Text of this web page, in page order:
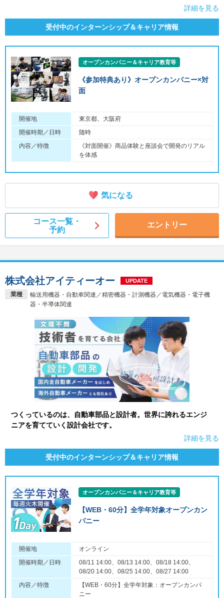
詳細を見る
受付中のインターンシップ＆キャリア情報
オープンカンパニー＆キャリア教育等
《参加特典あり》オープンカンパニー×対
面
開催地
東京都、大阪府
開催時期／日時
随時
内容／特徴
《対面開催》商品体験と座談会で開発のリアル
を体感
気になる
コース一覧・
予約
エントリー
業種
輸送用機器・自動車関連／精密機器・計測機器／電気機器・電子機
器・半導体関連
株式会社アイティーオー UPDATE
つくっているのは、自動車部品と設計者。世界に誇れるエンジ
ニアを育てていく設計会社です。
詳細を見る
受付中のインターンシップ＆キャリア情報
オープンカンパニー＆キャリア教育等
【WEB・60分】全学年対象オープンカン
パニー
開催地
オンライン
開催時期／日時
08/11 14:00、08/13 14:00、08/18 14:00、
08/20 14:00、08/25 14:00、08/27 14:00
内容／特徴
【WEB・60分】全学年対象：オープンカンパ
ニー